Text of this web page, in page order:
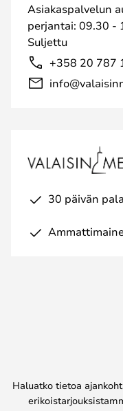
Asiakaspalvelun
perjantai: 09.30 -
Suljettu
+358 20 787
30 päivän
Haluatko tietoa